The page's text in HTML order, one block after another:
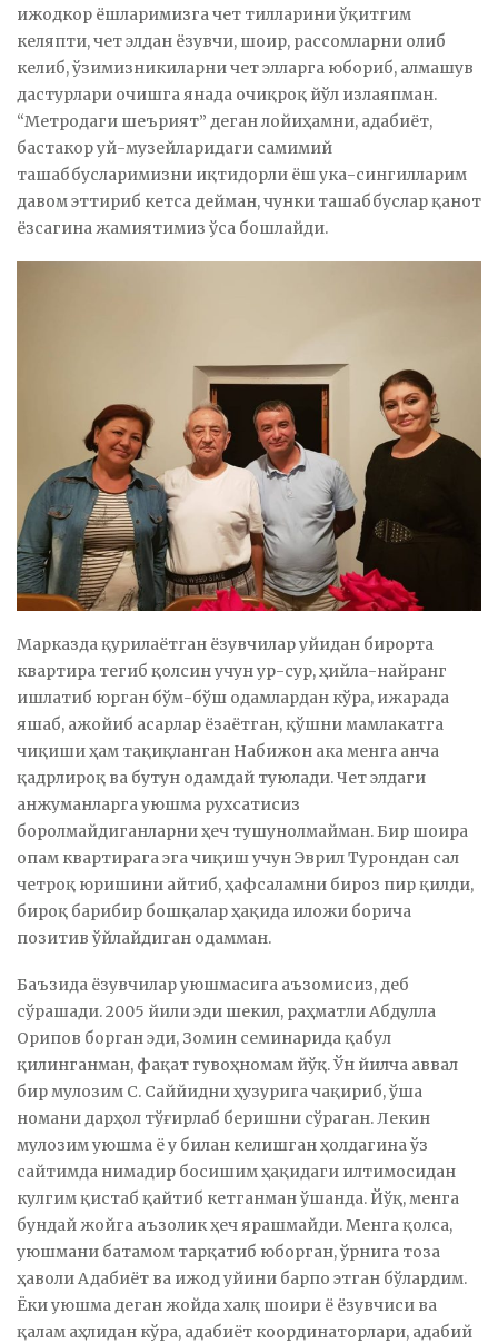
ижодкор ёшларимизга чет тилларини ўқитгим
келяпти, чет элдан ёзувчи, шоир, рассомларни олиб
келиб, ўзимизникиларни чет элларга юбориб, алмашув
дастурлари очишга янада очиқроқ йўл излаяпман.
“Метродаги шеърият” деган лойиҳамни, адабиёт,
бастакор уй-музейларидаги самимий
ташаббусларимизни иқтидорли ёш ука-сингилларим
давом эттириб кетса дейман, чунки ташаббуслар қанот
ёзсагина жамиятимиз ўса бошлайди.
Марказда қурилаётган ёзувчилар уйидан бирорта
квартира тегиб қолсин учун ур-сур, ҳийла-найранг
ишлатиб юрган бўм-бўш одамлардан кўра, ижарада
яшаб, ажойиб асарлар ёзаётган, қўшни мамлакатга
чиқиши ҳам тақиқланган Набижон ака менга анча
қадрлироқ ва бутун одамдай туюлади. Чет элдаги
анжуманларга уюшма рухсатисиз
боролмайдиганларни ҳеч тушунолмайман. Бир шоира
опам квартирага эга чиқиш учун Эврил Турондан сал
четроқ юришини айтиб, ҳафсаламни бироз пир қилди,
бироқ барибир бошқалар ҳақида иложи борича
позитив ўйлайдиган одамман.
Баъзида ёзувчилар уюшмасига аъзомисиз, деб
сўрашади. 2005 йили эди шекил, раҳматли Абдулла
Орипов борган эди, Зомин семинарида қабул
қилинганман, фақат гувоҳномам йўқ. Ўн йилча аввал
бир мулозим С. Саййидни ҳузурига чақириб, ўша
номани дарҳол тўғирлаб беришни сўраган. Лекин
мулозим уюшма ё у билан келишган ҳолдагина ўз
сайтимда нимадир босишим ҳақидаги илтимосидан
кулгим қистаб қайтиб кетганман ўшанда. Йўқ, менга
бундай жойга аъзолик ҳеч ярашмайди. Менга қолса,
уюшмани батамом тарқатиб юборган, ўрнига тоза
ҳаволи Адабиёт ва ижод уйини барпо этган бўлардим.
Ёки уюшма деган жойда халқ шоири ё ёзувчиси ва
қалам аҳлидан кўра, адабиёт координаторлари, адабий